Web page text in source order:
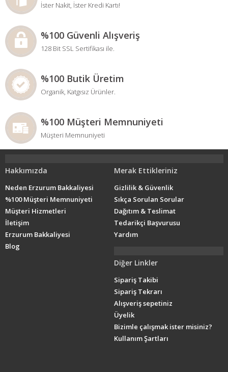
İster Nakit, İster Kredi Kartı!
%100 Güvenli Alışveriş
128 Bit SSL Sertifikası ile.
%100 Butik Üretim
Organik, Katgısız Ürünler.
%100 Müşteri Memnuniyeti
Müşteri Memnuniyeti
Hakkımızda
Neden Erzurum Bakkaliyesi
%100 Müşteri Memnuniyeti
Müşteri Hizmetleri
İletişim
Erzurum Bakkaliyesi
Blog
Merak Ettikleriniz
Gizlilik & Güvenlik
Sıkça Sorulan Sorular
Dağıtım & Teslimat
Tedarikçi Başvurusu
Yardım
Diğer Linkler
Sipariş Takibi
Sipariş Tekrarı
Alışveriş sepetiniz
Üyelik
Bizimle çalışmak ister misiniz?
Kullanım Şartları